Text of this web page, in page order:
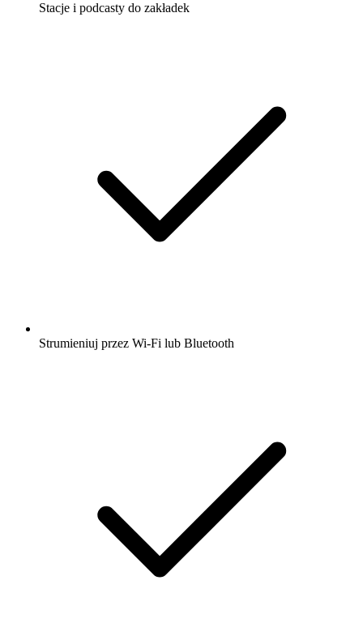
Stacje i podcasty do zakładek
Strumieniuj przez Wi-Fi lub Bluetooth